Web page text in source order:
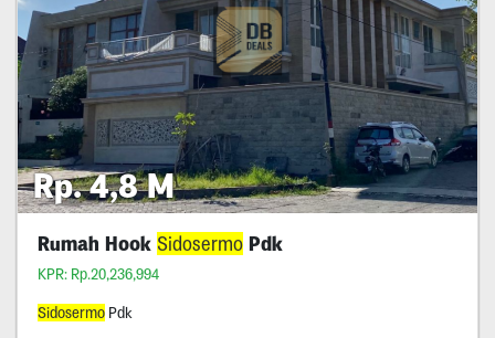
Rp. 4,8 M
Rumah Hook SidosermoPdk
KPR: Rp.20,236,994
SidosermoPdk